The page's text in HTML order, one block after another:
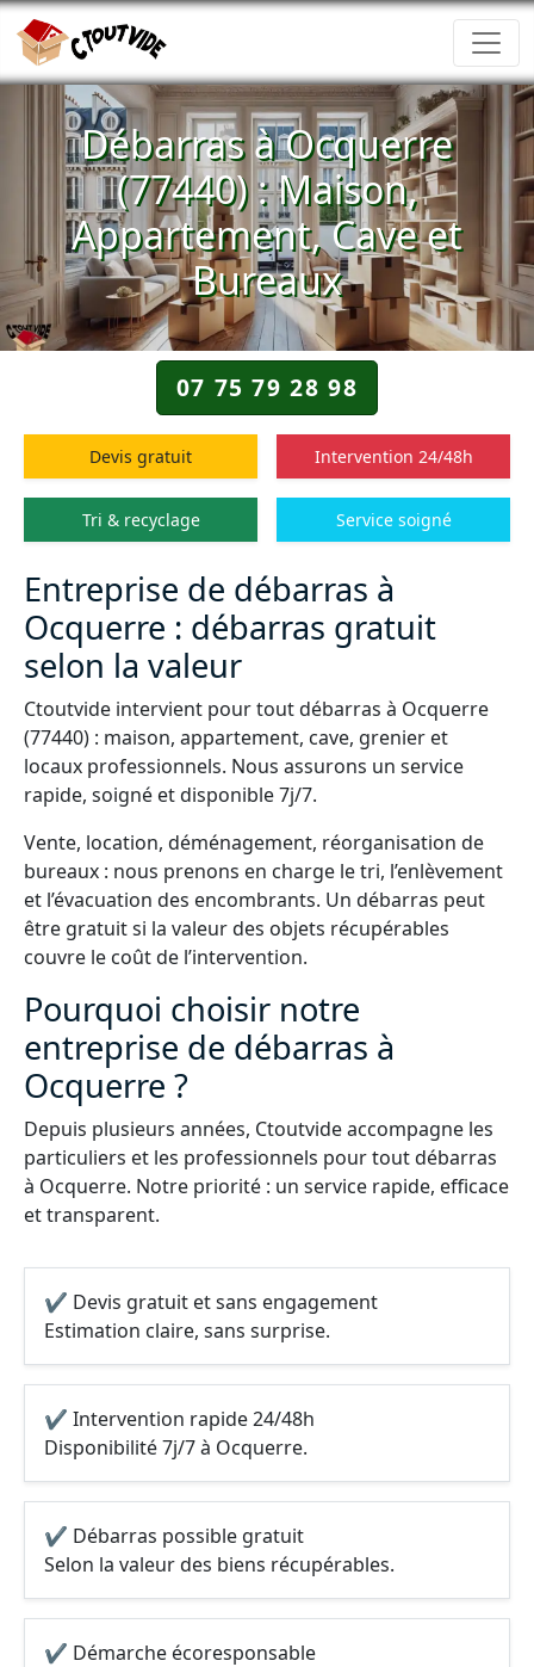
Débarras à Ocquerre
(77440) : Maison,
Appartement, Cave et
Bureaux
07 75 79 28 98
Devis gratuit Intervention 24/48h
Tri & recyclage Service soigné
Entreprise de débarras à
Ocquerre : débarras gratuit
selon la valeur
Ctoutvide intervient pour tout débarras à Ocquerre
(77440) : maison, appartement, cave, grenier et
locaux professionnels. Nous assurons un service
rapide, soigné et disponible 7j/7.
Vente, location, déménagement, réorganisation de
bureaux : nous prenons en charge le tri, l’enlèvement
et l’évacuation des encombrants. Un débarras peut
être gratuit si la valeur des objets récupérables
couvre le coût de l’intervention.
Pourquoi choisir notre
entreprise de débarras à
Ocquerre ?
Depuis plusieurs années, Ctoutvide accompagne les
particuliers et les professionnels pour tout débarras
à Ocquerre. Notre priorité : un service rapide, efficace
et transparent.
✔ Devis gratuit et sans engagement
Estimation claire, sans surprise.
✔ Intervention rapide 24/48h
Disponibilité 7j/7 à Ocquerre.
✔ Débarras possible gratuit
Selon la valeur des biens récupérables.
✔ Démarche écoresponsable